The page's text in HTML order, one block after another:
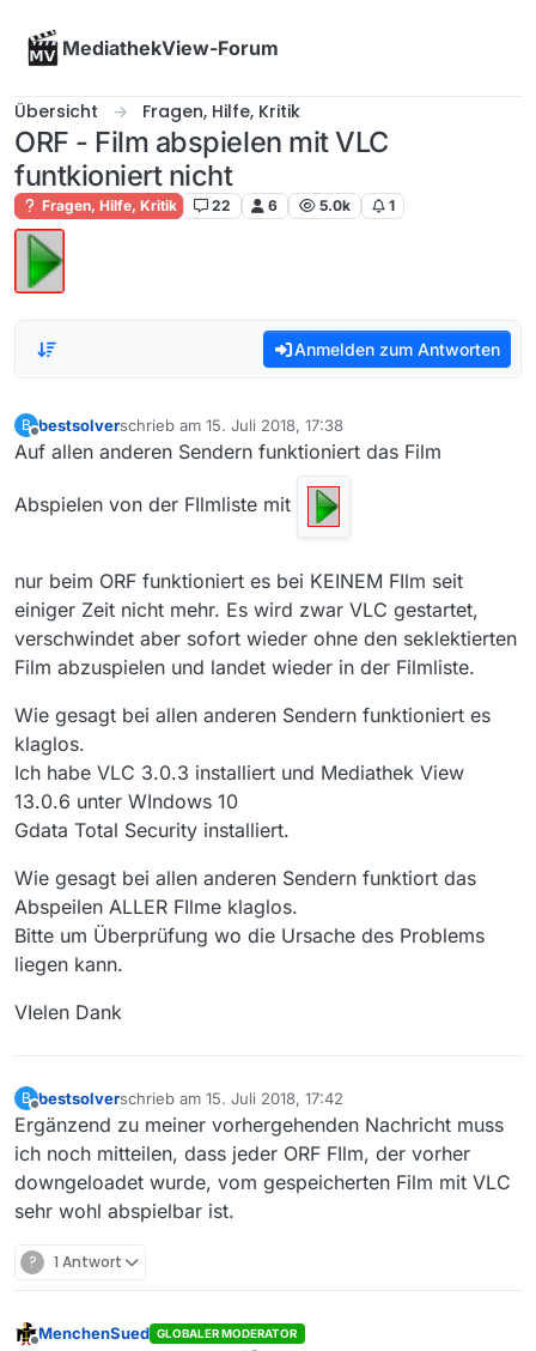
MediathekView-Forum
Übersicht Fragen, Hilfe, Kritik
ORF - Film abspielen mit VLC
funtkioniert nicht
Fragen, Hilfe, Kritik 22 6 5.0k 1
Anmelden zum Antworten
B
Offline
bestsolverschrieb am 15. Juli 2018, 17:38
zuletzt editiert von
Auf allen anderen Sendern funktioniert das Film
Abspielen von der FIlmliste mit
nur beim ORF funktioniert es bei KEINEM FIlm seit
einiger Zeit nicht mehr. Es wird zwar VLC gestartet,
verschwindet aber sofort wieder ohne den seklektierten
Film abzuspielen und landet wieder in der Filmliste.
Wie gesagt bei allen anderen Sendern funktioniert es
klaglos.
Ich habe VLC 3.0.3 installiert und Mediathek View
13.0.6 unter WIndows 10
Gdata Total Security installiert.
Wie gesagt bei allen anderen Sendern funktiort das
Abspeilen ALLER FIlme klaglos.
Bitte um Überprüfung wo die Ursache des Problems
liegen kann.
VIelen Dank
B
Offline
bestsolverschrieb am 15. Juli 2018, 17:42
zuletzt editiert von
Ergänzend zu meiner vorhergehenden Nachricht muss
ich noch mitteilen, dass jeder ORF FIlm, der vorher
downgeloadet wurde, vom gespeicherten Film mit VLC
sehr wohl abspielbar ist.
? 1 Antwort
MenchenSued GLOBALER MODERATOR